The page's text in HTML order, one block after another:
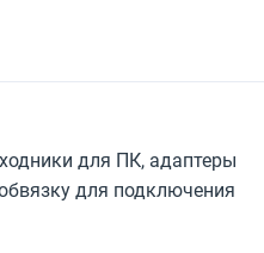
для ПК, адаптеры
для подключения